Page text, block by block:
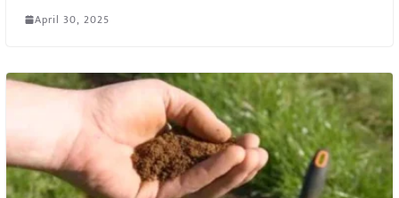
April 30, 2025